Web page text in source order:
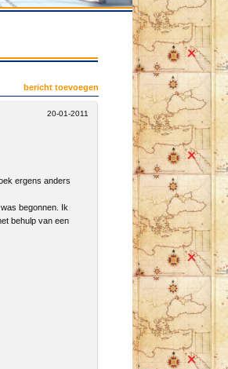
bericht toevoegen
20-01-2011
ergens anders
begonnen. Ik
behulp van een